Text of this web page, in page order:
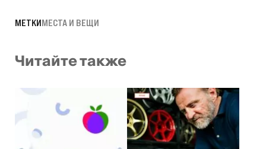
МЕТКИМЕСТА И ВЕЩИ
Читайте также